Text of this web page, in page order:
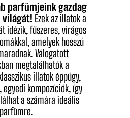
parfümjeink gazdag
világát! Ezek az illatok a
idézik, fűszeres, virágos
amelyek hosszú
Válogatott
megtalálhatók a
illatok éppúgy,
kompozíciók, így
a számára ideális
parfümre.